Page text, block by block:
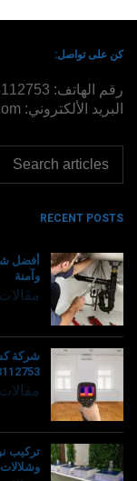
كن على تواصل:
رقم الهاتف: 93112753 – 79066623
البريد الألكتروني: stelhaga@gmail.com
RECENT POSTS
أفضل
وآمنة
مقالات
شركة
مقالات